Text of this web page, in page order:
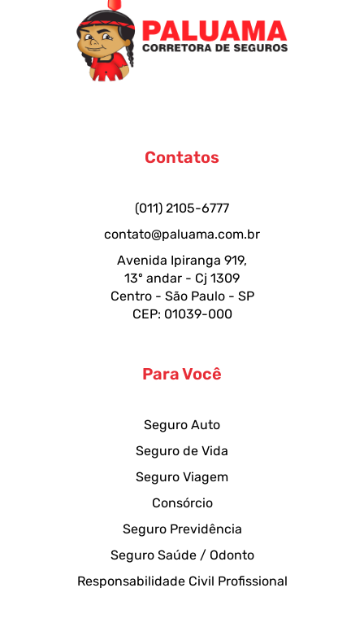
Contatos
(011) 2105-6777
contato@paluama.com.br
Avenida Ipiranga 919,
13º andar - Cj 1309
Centro - São Paulo - SP
CEP: 01039-000
Para Você
Seguro Auto
Seguro de Vida
Seguro Viagem
Consórcio
Seguro Previdência
Seguro Saúde / Odonto
Responsabilidade Civil Profissional